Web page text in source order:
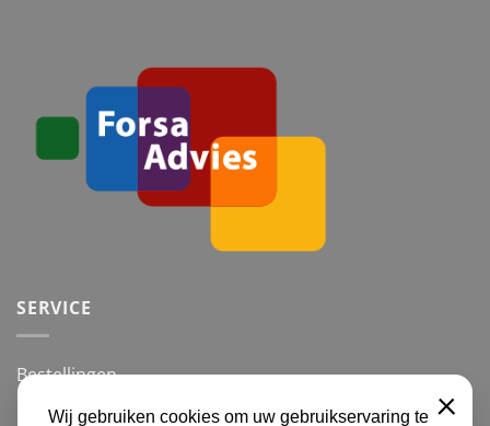
SERVICE
Bestellingen
Betalingsmogelijkheden
Wij gebruiken cookies om uw gebruikservaring te